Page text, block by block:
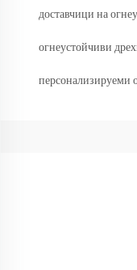
доставчици на
огнеустойчиви
персонализируеми